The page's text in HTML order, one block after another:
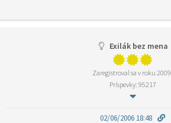
Exilák bez mena
Zaregistroval sa v roku 2009
Príspevky: 95217
02/06/2006 18:48